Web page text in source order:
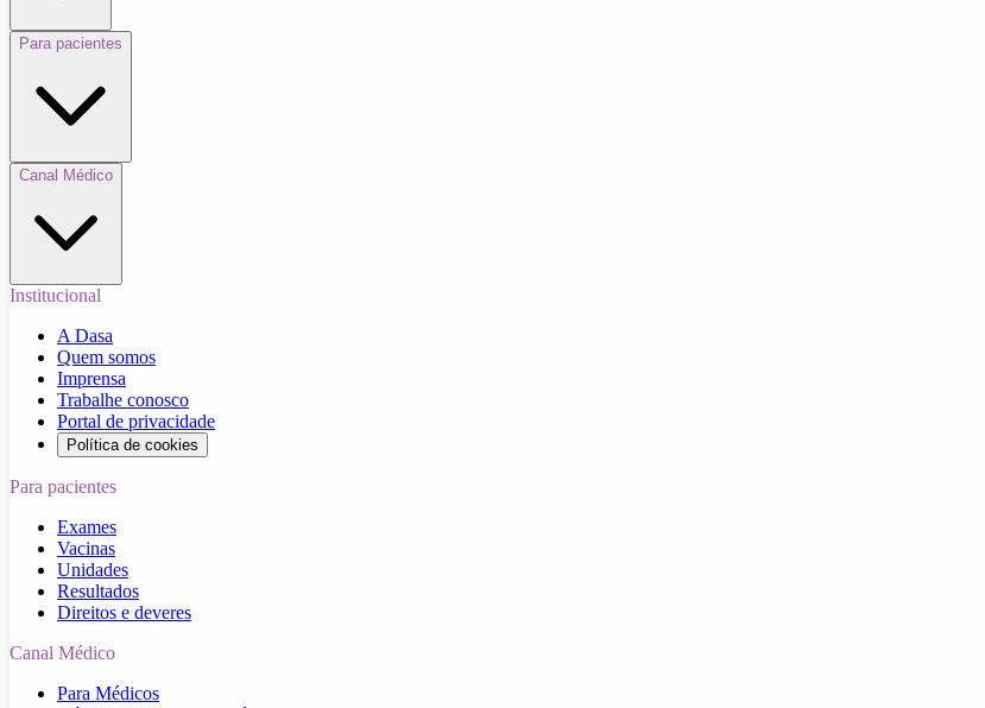
Para pacientes
Canal Médico
Institucional
A Dasa
Quem somos
Imprensa
Trabalhe conosco
Portal de privacidade
Política de cookies
Para pacientes
Exames
Vacinas
Unidades
Resultados
Direitos e deveres
Canal Médico
Para Médicos